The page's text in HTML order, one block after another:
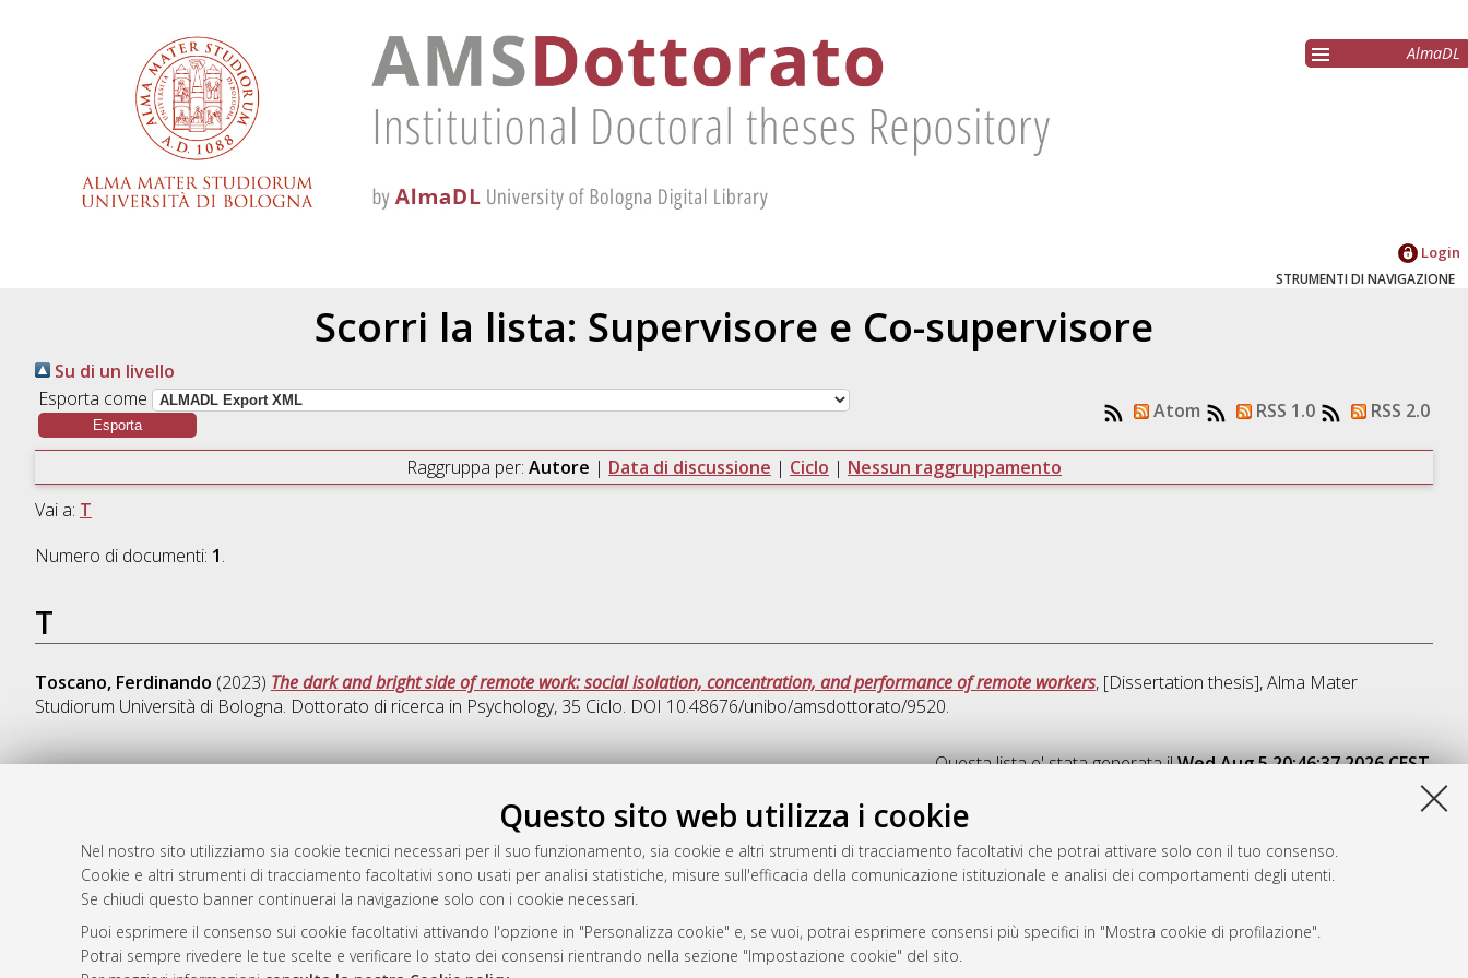
Questo sito web utilizza i cookie
Nel nostro sito utilizziamo sia cookie tecnici necessari per il suo funzionamento, sia cookie e altri strumenti di tracciamento facoltativi che potrai attivare solo con il tuo consenso.
Cookie e altri strumenti di tracciamento facoltativi sono usati per analisi statistiche, misure sull'efficacia della comunicazione istituzionale e analisi dei comportamenti degli utenti.
Se chiudi questo banner continuerai la navigazione solo con i cookie necessari.
Puoi esprimere il consenso sui cookie facoltativi attivando l'opzione in "Personalizza cookie" e, se vuoi, potrai esprimere consensi più specifici in "Mostra cookie di profilazione".
Potrai sempre rivedere le tue scelte e verificare lo stato dei consensi rientrando nella sezione "Impostazione cookie" del sito.
AlmaDL
Login
STRUMENTI DI NAVIGAZIONE
Scorri la lista: Supervisore e Co-supervisore
Su di un livello
Esporta come
Atom RSS 1.0 RSS 2.0
Raggruppa per: Autore | Data di discussione | Ciclo | Nessun raggruppamento
Vai a: T
Numero di documenti: 1.
T
Toscano, Ferdinando (2023) The dark and bright side of remote work: social isolation, concentration, and performance of remote workers, [Dissertation thesis], Alma Mater
Studiorum Università di Bologna. Dottorato di ricerca in Psychology, 35 Ciclo. DOI 10.48676/unibo/amsdottorato/9520.
Questa lista e' stata generata ilWed Aug 5 20:46:37 2026 CEST.
Rss 1.0
Rss 2.0
AMS Dottorato
ISSN: 2038-7946
Servizio implementato e gestito daAlmaDL
Impostazioni Cookie
Informativa sulla privacy
Condizioni d’uso del sito